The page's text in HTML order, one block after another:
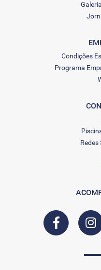
Condições
Programa
Redes